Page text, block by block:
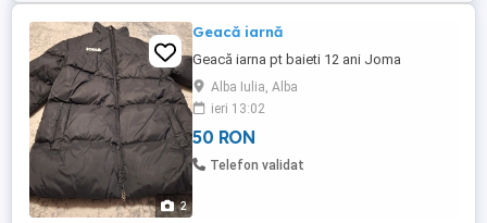
2
Geacă iarnă
Geacă iarna pt baieti 12 ani Joma
Alba Iulia, Alba
ieri 13:02
50 RON
Telefon validat